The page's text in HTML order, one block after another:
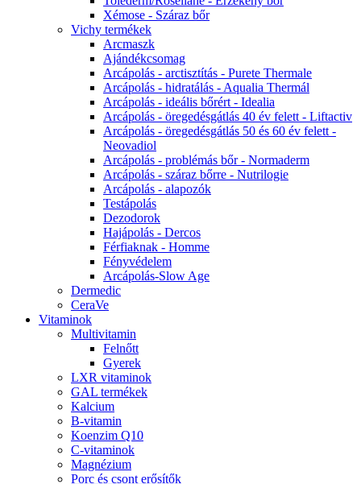
Xémose - Száraz bőr
Vichy termékek
Arcmaszk
Ajándékcsomag
Arcápolás - arctisztítás - Purete Thermale
Arcápolás - hidratálás - Aqualia Thermál
Arcápolás - ideális bőrért - Idealia
Arcápolás - öregedésgátlás 40 év felett - Liftactiv
Arcápolás - öregedésgátlás 50 és 60 év felett -
Neovadiol
Arcápolás - problémás bőr - Normaderm
Arcápolás - száraz bőrre - Nutrilogie
Arcápolás - alapozók
Testápolás
Dezodorok
Hajápolás - Dercos
Férfiaknak - Homme
Fényvédelem
Arcápolás-Slow Age
Dermedic
CeraVe
Vitaminok
Multivitamin
Felnőtt
Gyerek
LXR vitaminok
GAL termékek
Kalcium
B-vitamin
Koenzim Q10
C-vitaminok
Magnézium
Porc és csont erősítők